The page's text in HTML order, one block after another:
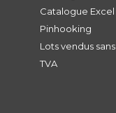
Catalogue Excel
Pinhooking
Lots vendus sans
TVA